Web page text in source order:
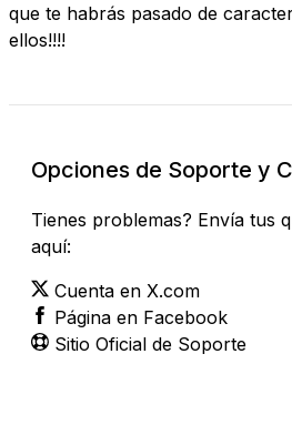
que te habrás pasado de
ellos!!!!
Opciones de Soporte y
Tienes problemas? Envía tus
aquí:
Cuenta en X.com
Página en Facebook
Sitio Oficial de Soporte